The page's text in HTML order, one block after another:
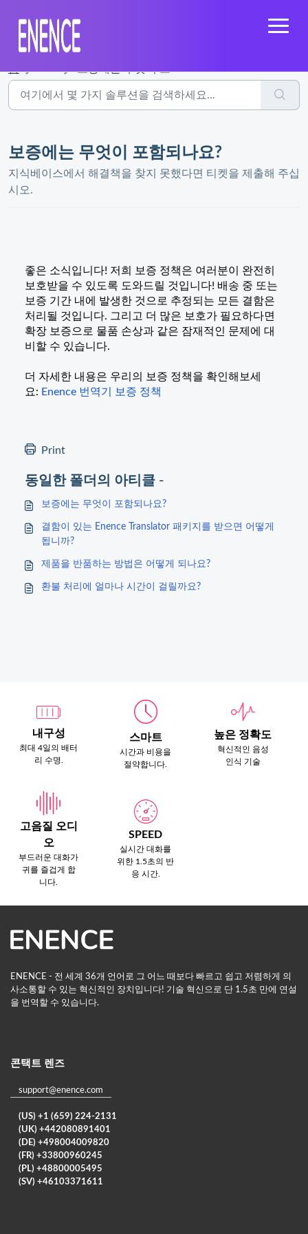
보증에는 무엇이 포함되나요?
지식베이스에서 해결책을 찾지 못했다면 티켓을 제출해 주십
시오.
좋은 소식입니다! 저희 보증 정책은 여러분이 완전히
보호받을 수 있도록 도와드릴 것입니다! 배송 중 또는
보증 기간 내에 발생한 것으로 추정되는 모든 결함은
처리될 것입니다. 그리고 더 많은 보호가 필요하다면
확장 보증으로 물품 손상과 같은 잠재적인 문제에 대
비할 수 있습니다.
더 자세한 내용은 우리의 보증 정책을 확인해보세
요: Enence 번역기 보증 정책
Print
동일한 폴더의 아티클 -
보증에는 무엇이 포함되나요?
결함이 있는 Enence Translator 패키지를 받으면 어떻게
됩니까?
제품을 반품하는 방법은 어떻게 되나요?
환불 처리에 얼마나 시간이 걸릴까요?
내구성
최대 4일의 배터
리 수명.
스마트
시간과 비용을
절약합니다.
높은 정확도
혁신적인 음성
인식 기술
고음질 오디
오
부드러운 대화가
귀를 즐겁게 합
니다.
SPEED
실시간 대화를
위한 1.5초의 반
응 시간.
ENENCE - 전 세계 36개 언어로 그 어느 때보다 빠르고 쉽고 저렴하게 의
사소통할 수 있는 혁신적인 장치입니다! 기술 혁신으로 단 1.5초 만에 연설
을 번역할 수 있습니다.
콘택트 렌즈
support@enence.com
(US) +1 (659) 224-2131
(UK) +442080891401
(DE) +498004009820
(FR) +33800960245
(PL) +48800005495
(SV) +46103371611